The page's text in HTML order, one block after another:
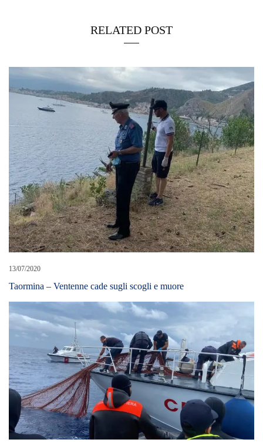
RELATED POST
13/07/2020
Taormina – Ventenne cade sugli scogli e muore